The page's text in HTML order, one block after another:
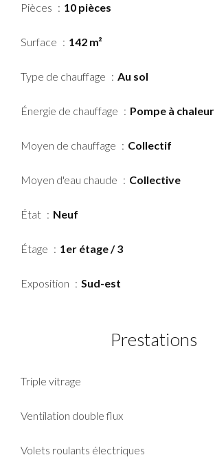
Pièces 10 pièces
Surface 142 m²
Type de chauffage Au sol
Énergie de chauffage Pompe à chaleur
Moyen de chauffage Collectif
Moyen d'eau chaude Collective
État Neuf
Étage 1er étage / 3
Exposition Sud-est
Prestations
Triple vitrage
Ventilation double flux
Volets roulants électriques